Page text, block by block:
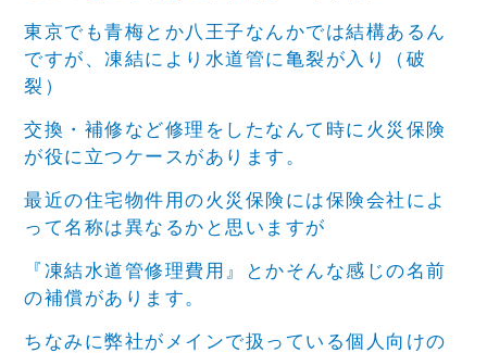
東京でも青梅とか八王子なんかでは結構あるん
ですが、凍結により水道管に亀裂が入り（破
裂）
交換・補修など修理をしたなんて時に火災保険
が役に立つケースがあります。
最近の住宅物件用の火災保険には保険会社によ
って名称は異なるかと思いますが
『凍結水道管修理費用』とかそんな感じの名前
の補償があります。
ちなみに弊社がメインで扱っている個人向けの